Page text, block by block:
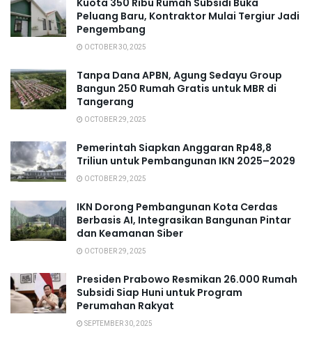
Kuota 350 Ribu Rumah Subsidi Buka
Peluang Baru, Kontraktor Mulai Tergiur Jadi
Pengembang
OCTOBER 30, 2025
Tanpa Dana APBN, Agung Sedayu Group
Bangun 250 Rumah Gratis untuk MBR di
Tangerang
OCTOBER 29, 2025
Pemerintah Siapkan Anggaran Rp48,8
Triliun untuk Pembangunan IKN 2025–2029
OCTOBER 29, 2025
IKN Dorong Pembangunan Kota Cerdas
Berbasis AI, Integrasikan Bangunan Pintar
dan Keamanan Siber
OCTOBER 29, 2025
Presiden Prabowo Resmikan 26.000 Rumah
Subsidi Siap Huni untuk Program
Perumahan Rakyat
SEPTEMBER 30, 2025